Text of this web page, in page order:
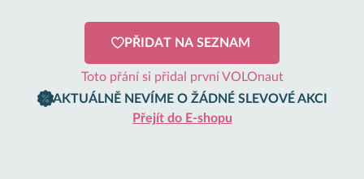
PŘIDAT NA SEZNAM
Toto přání si přidal první VOLOnaut
AKTUÁLNĚ NEVÍME O ŽÁDNÉ SLEVOVÉ AKCI
Přejít do E-shopu